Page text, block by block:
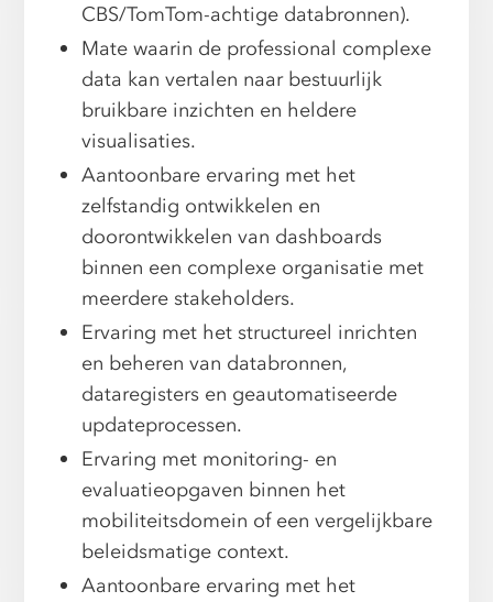
CBS/TomTom-achtige databronnen).
Mate waarin de professional complexe
data kan vertalen naar bestuurlijk
bruikbare inzichten en heldere
visualisaties.
Aantoonbare ervaring met het
zelfstandig ontwikkelen en
doorontwikkelen van dashboards
binnen een complexe organisatie met
meerdere stakeholders.
Ervaring met het structureel inrichten
en beheren van databronnen,
dataregisters en geautomatiseerde
updateprocessen.
Ervaring met monitoring- en
evaluatieopgaven binnen het
mobiliteitsdomein of een vergelijkbare
beleidsmatige context.
Aantoonbare ervaring met het